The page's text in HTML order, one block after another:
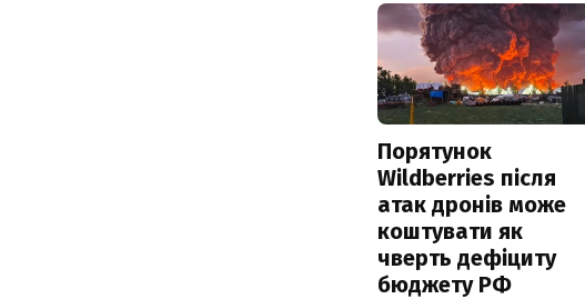
Порятунок
Wildberries після
атак дронів може
коштувати як
чверть дефіциту
бюджету РФ